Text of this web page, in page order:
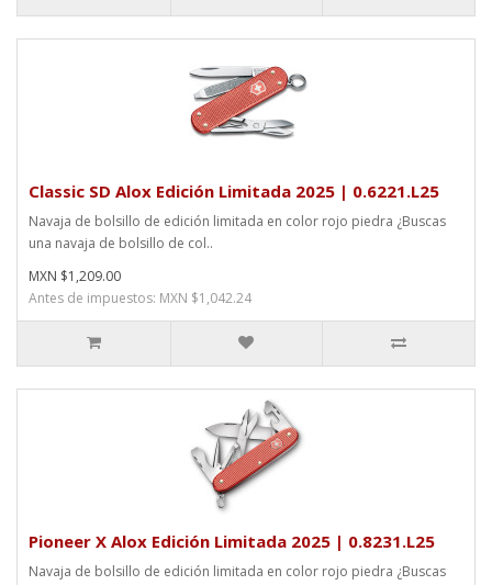
Classic SD Alox Edición Limitada 2025 | 0.6221.L25
Navaja de bolsillo de edición limitada en color rojo piedra ¿Buscas
una navaja de bolsillo de col..
MXN $1,209.00
Antes de impuestos: MXN $1,042.24
Pioneer X Alox Edición Limitada 2025 | 0.8231.L25
Navaja de bolsillo de edición limitada en color rojo piedra ¿Buscas